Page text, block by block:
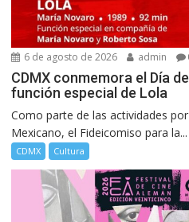
6 de agosto de 2026 admin
CDMX conmemora el Día
función especial de Lola
Como parte de las actividades
Mexicano, el Fideicomiso para la...
CDMX Cultura